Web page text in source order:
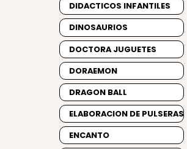
DIDACTICOS INFANTILES
DINOSAURIOS
DOCTORA JUGUETES
DORAEMON
DRAGON BALL
ELABORACION DE PULSERAS
ENCANTO